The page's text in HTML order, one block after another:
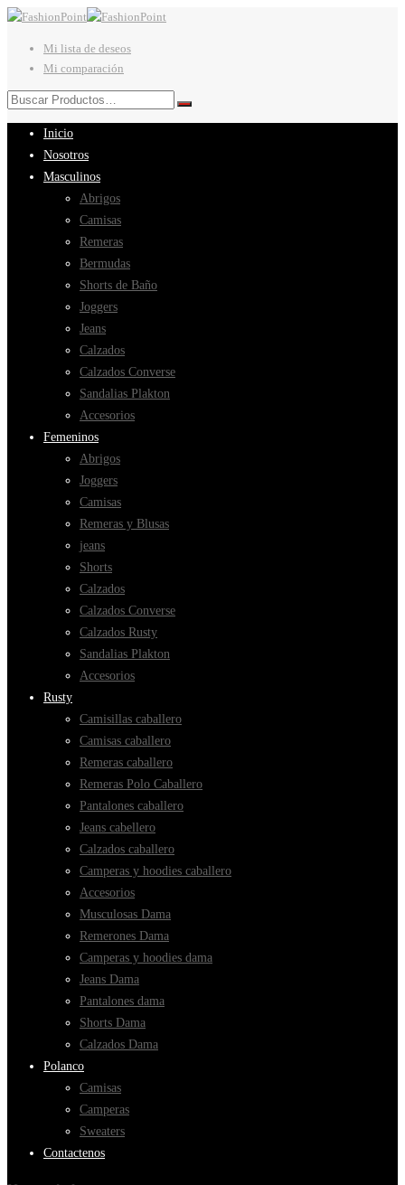
Mi lista de deseos
Mi comparación
Inicio
Nosotros
Masculinos
Abrigos
Camisas
Remeras
Bermudas
Shorts de Baño
Joggers
Jeans
Calzados
Calzados Converse
Sandalias Plakton
Accesorios
Femeninos
Abrigos
Joggers
Camisas
Remeras y Blusas
jeans
Shorts
Calzados
Calzados Converse
Calzados Rusty
Sandalias Plakton
Accesorios
Rusty
Camisillas caballero
Camisas caballero
Remeras caballero
Remeras Polo Caballero
Pantalones caballero
Jeans cabellero
Calzados caballero
Camperas y hoodies caballero
Accesorios
Musculosas Dama
Remerones Dama
Camperas y hoodies dama
Jeans Dama
Pantalones dama
Shorts Dama
Calzados Dama
Polanco
Camisas
Camperas
Sweaters
Contactenos